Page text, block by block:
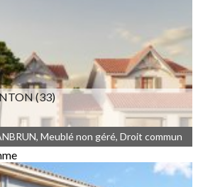
(33)
Meublé non géré, Droit commun